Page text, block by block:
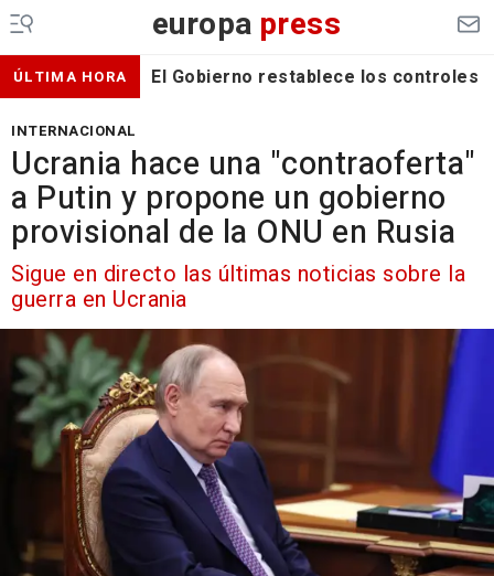
europa press
ÚLTIMA HORA El Gobierno restablece los
INTERNACIONAL
Ucrania hace una "contraoferta"
a Putin y propone un gobierno
provisional de la ONU en Rusia
Sigue en directo las últimas noticias sobre la
guerra en Ucrania